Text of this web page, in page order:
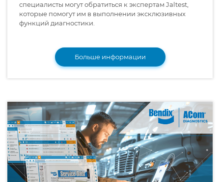
специалисты могут обратиться к экспертам Jaltest,
которые помогут им в выполнении эксклюзивных
функций диагностики.
Больше информации